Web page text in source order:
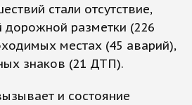
стали отсутствие,
дорожной разметки (226
местах (45 аварий),
знаков (21 ДТП).
и состояние